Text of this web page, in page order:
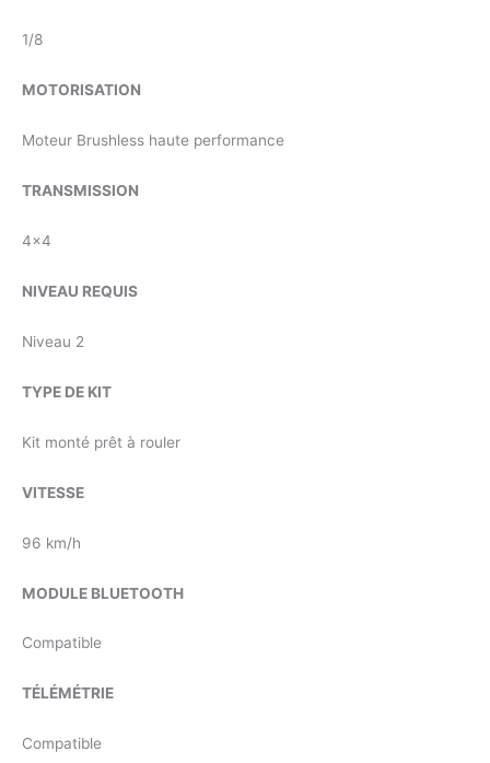
1/8
MOTORISATION
Moteur Brushless haute performance
TRANSMISSION
4×4
NIVEAU REQUIS
Niveau 2
TYPE DE KIT
Kit monté prêt à rouler
VITESSE
96 km/h
MODULE BLUETOOTH
Compatible
TÉLÉMÉTRIE
Compatible